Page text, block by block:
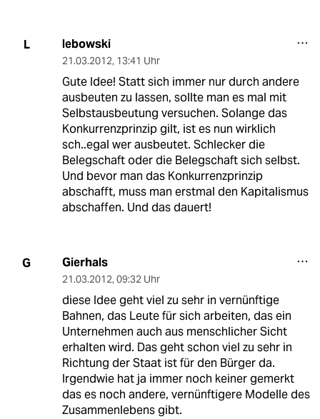
L lebowski
21.03.2012, 13:41 Uhr
Gute Idee! Statt sich immer nur durch andere
ausbeuten zu lassen, sollte man es mal mit
Selbstausbeutung versuchen. Solange das
Konkurrenzprinzip gilt, ist es nun wirklich
sch..egal wer ausbeutet. Schlecker die
Belegschaft oder die Belegschaft sich selbst.
Und bevor man das Konkurrenzprinzip
abschafft, muss man erstmal den Kapitalismus
abschaffen. Und das dauert!
G Gierhals
21.03.2012, 09:32 Uhr
diese Idee geht viel zu sehr in vernünftige
Bahnen, das Leute für sich arbeiten, das ein
Unternehmen auch aus menschlicher Sicht
erhalten wird. Das geht schon viel zu sehr in
Richtung der Staat ist für den Bürger da.
Irgendwie hat ja immer noch keiner gemerkt
das es noch andere, vernünftigere Modelle des
Zusammenlebens gibt.